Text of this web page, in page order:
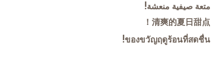
متعة صيفية منعشة!
清爽的夏日甜点！
ของขวัญฤดูร้อนที่สดชื่น!